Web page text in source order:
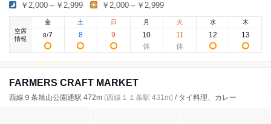
￥2,000～￥2,999 ￥2,000～￥2,999
空席
情報
金
8/7
土
8
日
9
月
10
火
11
水
12
木
13
FARMERS CRAFT MARKET
西線９条旭山公園通駅 472m (西線１１条駅 431m) / タイ料理、カレー